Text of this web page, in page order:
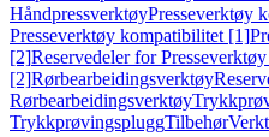
HåndpressverktøyPresseverktøy
Presseverktøy kompatibilitet [1]
[2]Reservedeler for
[2]Rørbearbeidingsverktøy
Rørbearbeidingsverktøy
TrykkprøvingspluggTilbehør